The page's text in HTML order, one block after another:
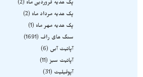
پک هدیه فروردین ماه
2
پک هدیه مرداد ماه
2
پک هدیه مهر ماه
1
سنگ های راف
1691
آپاتیت آبی
6
آپاتیت سبز 11
آپوفیلیت
31